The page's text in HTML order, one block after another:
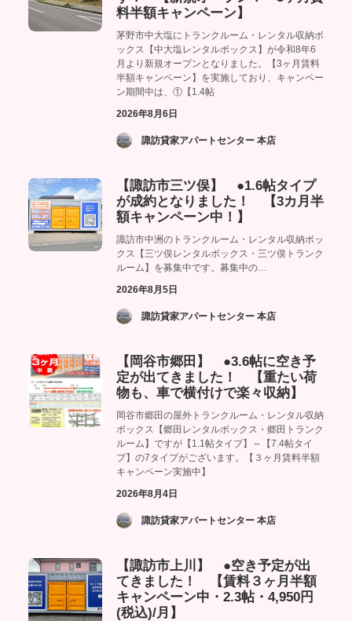
料半額キャンペーン】
茅野市中大塩にトランクルーム・レンタル収納ボ
ックス【中大塩レンタルボックス】が令和8年6
月より新規オープンとなりました。【3ヶ月賃料
半額キャンペーン】を実施しており、キャンペー
ン期間中は、①【1.4帖
2026年8月6日
­ 諏訪貸家アパートセンター 本店
【諏訪市三ツ俣】 ●1.6帖タイプ
が成約となりました！ 【3カ月半
額キャンペーン中！】
諏訪市中洲のトランクルーム・レンタル収納ボッ
クス【三ツ俣レンタルボックス・三ツ俣トランク
ルーム】を募集中です。募集中の…
2026年8月5日
­ 諏訪貸家アパートセンター 本店
【岡谷市郷田】 ●3.6帖に空き予
定が出てきました！ 【重たい荷
物も、車で横付けで楽々収納】
岡谷市郷田の屋外トランクルーム・レンタル収納
ボックス【郷田レンタルボックス・郷田トランク
ルーム】ですが【1.1帖タイプ】～【7.4帖タイ
プ】の7タイプがございます。【３ヶ月賃料半額
キャンペーン実施中】
2026年8月4日
­ 諏訪貸家アパートセンター 本店
【諏訪市上川】 ●空き予定が出
てきました！ 【賃料３ヶ月半額
キャンペーン中・2.3帖・4,950円
(税込)/月】